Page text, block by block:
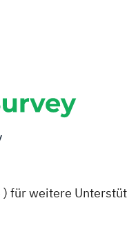
für weitere